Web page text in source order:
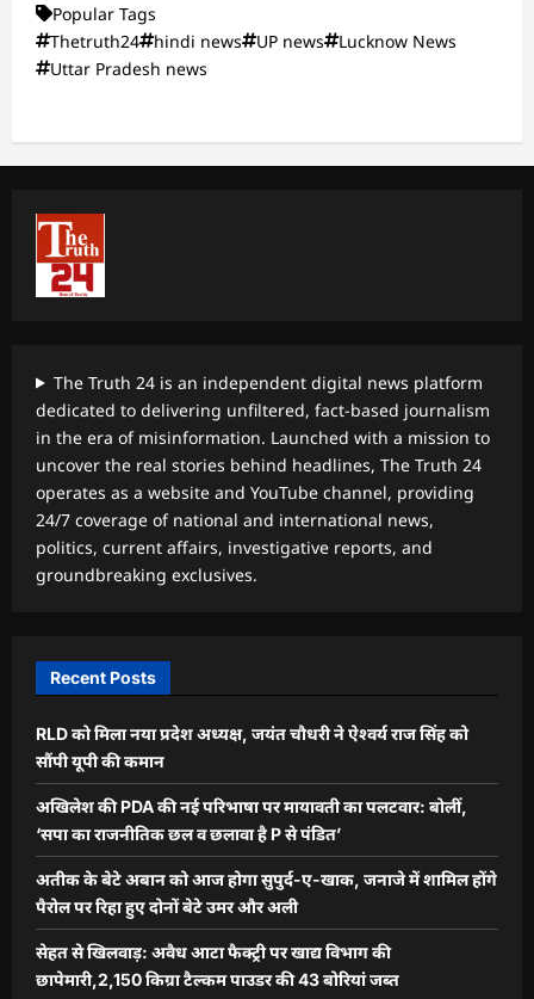
Popular Tags
Thetruth24
hindi news UP news
Lucknow News
Uttar Pradesh news
The Truth 24 is an independent digital news platform
dedicated to delivering unfiltered, fact-based journalism
in the era of misinformation. Launched with a mission to
uncover the real stories behind headlines, The Truth 24
operates as a website and YouTube channel, providing
24/7 coverage of national and international news,
politics, current affairs, investigative reports, and
groundbreaking exclusives.
Recent Posts
RLD को मिला नया प्रदेश अध्यक्ष, जयंत चौधरी ने ऐश्वर्य राज सिंह को
सौंपी यूपी की कमान
अखिलेश की PDA की नई परिभाषा पर मायावती का पलटवार: बोलीं,
‘सपा का राजनीतिक छल व छलावा है P से पंडित’
अतीक के बेटे अबान को आज होगा सुपुर्द-ए-खाक, जनाजे में शामिल होंगे
पैरोल पर रिहा हुए दोनों बेटे उमर और अली
सेहत से खिलवाड़: अवैध आटा फैक्ट्री पर खाद्य विभाग की
छापेमारी,2,150 किग्रा टैल्कम पाउडर की 43 बोरियां जब्त